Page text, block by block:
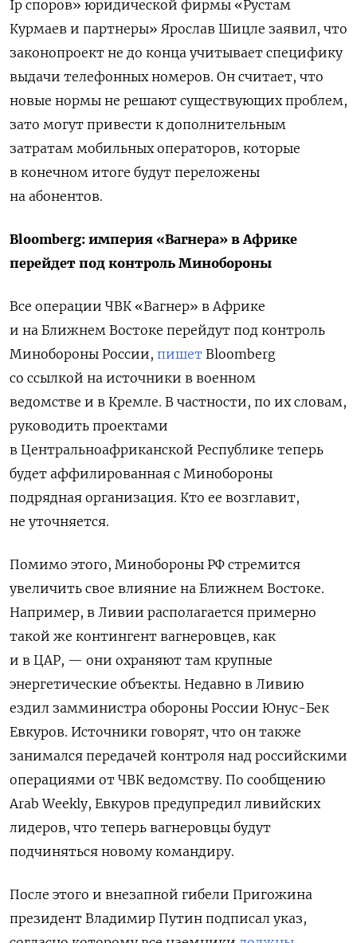
Ip споров» юридической фирмы «Рустам
Курмаев и партнеры» Ярослав Шицле заявил, что
законопроект не до конца учитывает специфику
выдачи телефонных номеров. Он считает, что
новые нормы не решают существующих проблем,
зато могут привести к дополнительным
затратам мобильных операторов, которые
в конечном итоге будут переложены
на абонентов.
Bloomberg: империя «Вагнера» в Африке
перейдет под контроль Минобороны
Все операции ЧВК «Вагнер» в Африке
и на Ближнем Востоке перейдут под контроль
Минобороны России, пишет Bloomberg
со ссылкой на источники в военном
ведомстве и в Кремле. В частности, по их словам,
руководить проектами
в Центральноафриканской Республике теперь
будет аффилированная с Минобороны
подрядная организация. Кто ее возглавит,
не уточняется.
Помимо этого, Минобороны РФ стремится
увеличить свое влияние на Ближнем Востоке.
Например, в Ливии располагается примерно
такой же контингент вагнеровцев, как
и в ЦАР, — они охраняют там крупные
энергетические объекты. Недавно в Ливию
ездил замминистра обороны России Юнус-Бек
Евкуров. Источники говорят, что он также
занимался передачей контроля над российскими
операциями от ЧВК ведомству. По сообщению
Arab Weekly, Евкуров предупредил ливийских
лидеров, что теперь вагнеровцы будут
подчиняться новому командиру.
После этого и внезапной гибели Пригожина
президент Владимир Путин подписал указ,